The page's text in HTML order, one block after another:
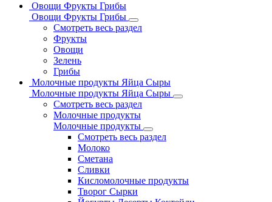
Овощи Фрукты Грибы
Овощи Фрукты Грибы
Смотреть весь раздел
Фрукты
Овощи
Зелень
Грибы
Молочные продукты Яйца Сыры
Молочные продукты Яйца Сыры
Смотреть весь раздел
Молочные продукты
Молочные продукты
Смотреть весь раздел
Молоко
Сметана
Сливки
Кисломолочные продукты
Творог Сырки